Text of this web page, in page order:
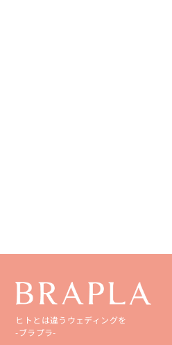
ヒトとは違うウェディングを
-ブラプラ-